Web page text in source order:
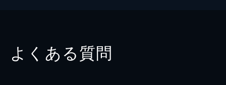
よくある質問